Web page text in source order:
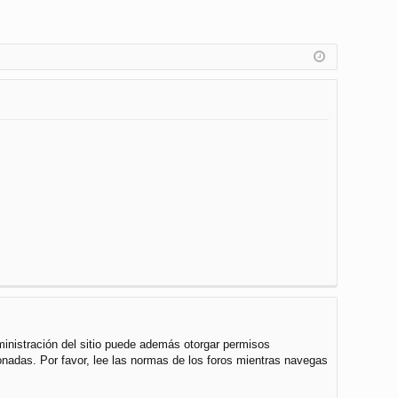
del sitio puede además otorgar permisos
Por favor, lee las normas de los foros mientras navegas